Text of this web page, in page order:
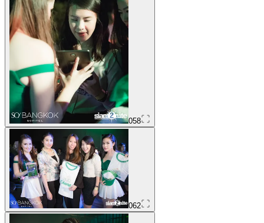
058
062